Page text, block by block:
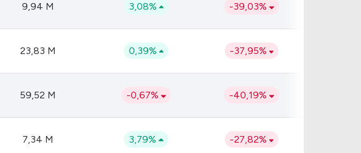
9,94 M 3,08% -39,03%
23,83 M 0,39% -37,95%
59,52 M -0,67% -40,19%
7,34 M 3,79% -27,82%